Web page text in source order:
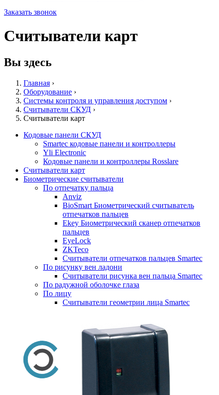
Заказать звонок
Считыватели карт
Вы здесь
Главная ›
Оборудование ›
Системы контроля и управления доступом ›
Считыватели СКУД ›
Считыватели карт
Кодовые панели СКУД
Smartec кодовые панели и контроллеры
Yli Electronic
Кодовые панели и контроллеры Rosslare
Считыватели карт
Биометрические считыватели
По отпечатку пальца
Anviz
BioSmart Биометрический считыватель
отпечатков пальцев
Ekey Биометрический сканер отпечатков
пальцев
EyeLock
ZKTeco
Считыватели отпечатков пальцев Smartec
По рисунку вен ладони
Считыватели рисунка вен пальца Smartec
По радужной оболочке глаза
По лицу
Считыватели геометрии лица Smartec